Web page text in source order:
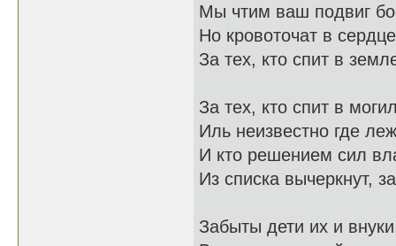
Мы чтим ваш подвиг
Но кровоточат в
За тех, кто спит в
За тех, кто спит в
Иль неизвестно где
И кто решением сил
Из списка вычеркнут,
Забыты дети их и